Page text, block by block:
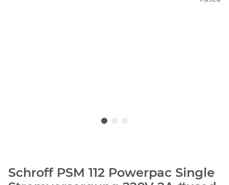
Schroff PSM 112 Powerpac Single